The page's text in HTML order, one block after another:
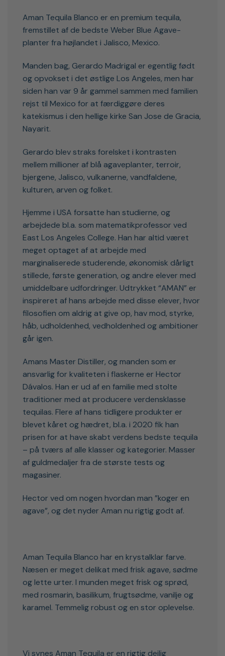
Aman Tequila Blanco er en premium tequila,
fremstillet af de bedste Weber Blue Agave-
planter fra højlandet i Jalisco, Mexico.
Manden bag, Gerardo Madrigal er egentlig født
og opvokset i det østlige Los Angeles, men har
siden han var 9 år gammel sammen med familien
rejst til Mexico for at færdiggøre deres
katekismus i den hellige kirke San Jose de Gracia,
Nayarit.
Gerardo blev straks forelsket i kontrasten
mellem millioner af blå agaveplanter, terroir,
bjergene, Jalisco, vulkanerne, vandfaldene,
kulturen, arven og folket.
Hjemme i USA forsatte han studierne, og
arbejdede bl.a. som matematikprofessor ved
East Los Angeles College. Han har altid været
meget optaget af at arbejde med
marginaliserede studerende, økonomisk dårligt
stillede, første generation, og andre elever med
umiddelbare udfordringer. Udtrykket “AMAN” er
inspireret af hans arbejde med disse elever, hvor
filosofien om aldrig at give op, hav mod, styrke,
håb, udholdenhed, vedholdenhed og ambitioner
går igen.
Amans Master Distiller, og manden som er
ansvarlig for kvaliteten i flaskerne er Hector
Dávalos. Han er ud af en familie med stolte
traditioner med at producere verdensklasse
tequilas. Flere af hans tidligere produkter er
blevet kåret og hædret, bl.a. i 2020 fik han
prisen for at have skabt verdens bedste tequila
– på tværs af alle klasser og kategorier. Masser
af guldmedaljer fra de største tests og
magasiner.
Hector ved om nogen hvordan man ”koger en
agave”, og det nyder Aman nu rigtig godt af.
Aman Tequila Blanco har en krystalklar farve.
Næsen er meget delikat med frisk agave, sødme
og lette urter. I munden meget frisk og sprød,
med rosmarin, basilikum, frugtsødme, vanilje og
karamel. Temmelig robust og en stor oplevelse.
Vi synes Aman Tequila er en rigtig dejlig